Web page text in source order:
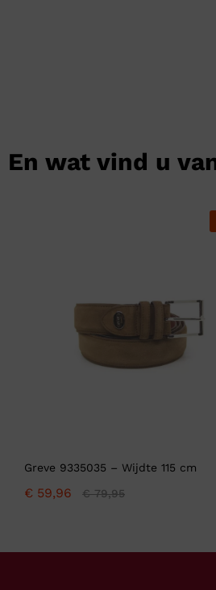
En wat vind u
Greve 9335035 – Wijdte 115 cm
€ 59,96 €79,95